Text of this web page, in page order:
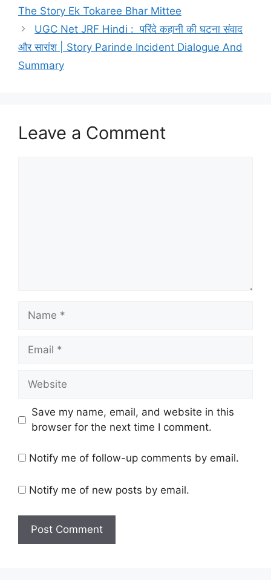
The Story Ek Tokaree Bhar Mittee
UGC Net JRF Hindi : परिंदे कहानी की घटना संवाद
और सारांश | Story Parinde Incident Dialogue And
Summary
Leave a Comment
Save my name, email, and website in this
browser for the next time I comment.
Notify me of follow-up comments by email.
Notify me of new posts by email.